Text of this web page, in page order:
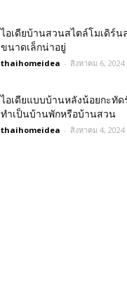
ไอเดียบ้านสวนสไตล์โมเดิร์น
ขนาดเล็กน่าอยู่
thaihomeidea - สิงหาคม 6, 2024
ไอเดียแบบบ้านหลังน้อยกะทัด
ทำเป็นบ้านพักหรือบ้านสวน
thaihomeidea - สิงหาคม 4, 2024